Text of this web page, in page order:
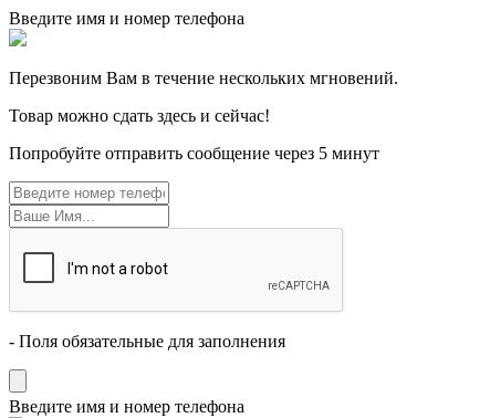
Введите имя и номер телефона
Перезвоним Вам в течение нескольких мгновений.
Товар можно сдать здесь и сейчас!
Попробуйте отправить сообщение через 5 минут
- Поля обязательные для заполнения
Введите имя и номер телефона